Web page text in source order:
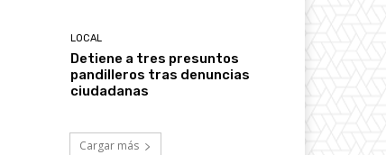
LOCAL
Detiene a tres presuntos
pandilleros tras denuncias
ciudadanas
Cargar más